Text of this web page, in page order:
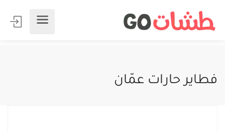
فطاير حارات عمّان